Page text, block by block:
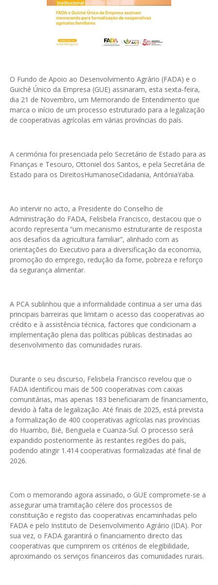
O Fundo de Apoio ao Desenvolvimento Agrário (FADA) e o
Guiché Único da Empresa (GUE) assinaram, esta sexta-feira,
dia 21 de Novembro, um Memorando de Entendimento que
marca o início de um processo estruturado para a legalização
de cooperativas agrícolas em várias províncias do país.
A cerimónia foi presenciada pelo Secretário de Estado para as
Finanças e Tesouro, Ottoniel dos Santos, e pela Secretária de
Estado para os DireitosHumanoseCidadania, AntóniaYaba.
Ao intervir no acto, a Presidente do Conselho de
Administração do FADA, Felisbela Francisco, destacou que o
acordo representa “um mecanismo estruturante de resposta
aos desafios da agricultura familiar”, alinhado com as
orientações do Executivo para a diversificação da economia,
promoção do emprego, redução da fome, pobreza e reforço
da segurança alimentar.
A PCA sublinhou que a informalidade continua a ser uma das
principais barreiras que limitam o acesso das cooperativas ao
crédito e à assistência técnica, factores que condicionam a
implementação plena das políticas públicas destinadas ao
desenvolvimento das comunidades rurais.
Durante o seu discurso, Felisbela Francisco revelou que o
FADA identificou mais de 500 cooperativas com caixas
comunitárias, mas apenas 183 beneficiaram de financiamento,
devido à falta de legalização. Até finais de 2025, está prevista
a formalização de 400 cooperativas agrícolas nas províncias
do Huambo, Bié, Benguela e Cuanza-Sul. O processo será
expandido posteriormente às restantes regiões do país,
podendo atingir 1.414 cooperativas formalizadas até final de
2026.
Com o memorando agora assinado, o GUE compromete-se a
assegurar uma tramitação célere dos processos de
constituição e registo das cooperativas encaminhadas pelo
FADA e pelo Instituto de Desenvolvimento Agrário (IDA). Por
sua vez, o FADA garantirá o financiamento directo das
cooperativas que cumprirem os critérios de elegibilidade,
aproximando os serviços financeiros das comunidades rurais.